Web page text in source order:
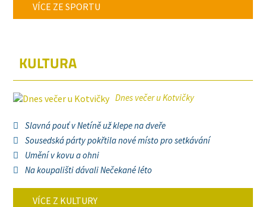
VÍCE ZE SPORTU
KULTURA
Dnes večer u Kotvičky
Slavná pouť v Netíně už klepe na dveře
Sousedská párty pokřtila nové místo pro setkávání
Umění v kovu a ohni
Na koupališti dávali Nečekané léto
VÍCE Z KULTURY